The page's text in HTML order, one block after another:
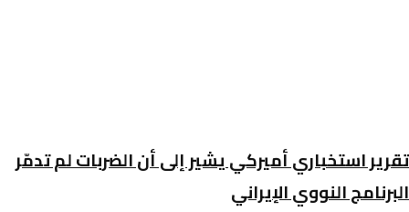
تقرير استخباري أميركي يشير إلى أن الضربات لم تدمّر
البرنامج النووي الإيراني